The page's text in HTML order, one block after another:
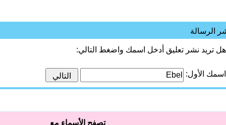
الرسالة
هل تريد نشر تعليق أدخل اسمك واضغط التالي:
اسمك الأول:
تصفح الأسماء مع